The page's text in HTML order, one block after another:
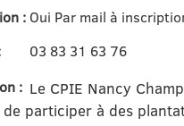
: Oui Par mail à
03 83 31 63 76
: Le CPIE Nancy
participer à des